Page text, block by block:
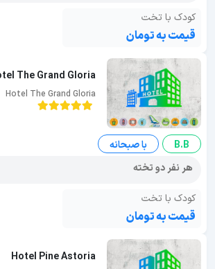
کودک با تخت
قیمت به تومان
The Grand Gloria
Hotel The Grand Gloria
B.B
با صبحانه
هر نفر دو تخته
کودک با تخت
قیمت به تومان
Hotel Pine Astoria